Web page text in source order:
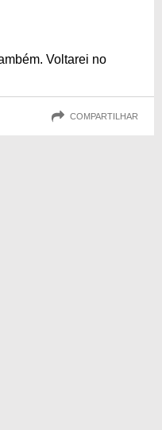
Voltarei no
COMPARTILHAR